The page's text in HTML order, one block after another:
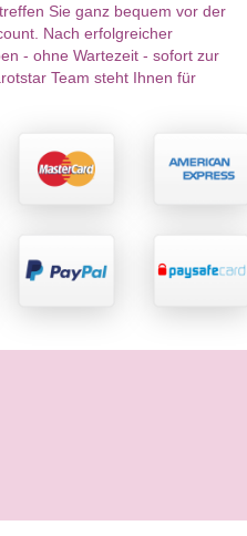
Sie ganz bequem vor der
Nach erfolgreicher
- ohne Wartezeit - sofort zur
Team steht Ihnen für